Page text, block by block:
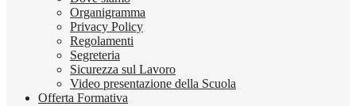
Organigramma
Privacy Policy
Regolamenti
Segreteria
Sicurezza sul Lavoro
Video presentazione della Scuola
Offerta Formativa